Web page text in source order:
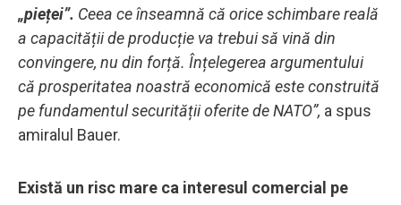
„pieței”. Ceea ce înseamnă că orice schimbare reală
a capacității de producție va trebui să vină din
convingere, nu din forță. Înțelegerea argumentului
că prosperitatea noastră economică este construită
pe fundamentul securității oferite de NATO”, a spus
amiralul Bauer.
Există un risc mare ca interesul comercial pe